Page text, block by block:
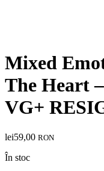
Mixed
The Heart
VG+
lei59,00 RON
În stoc